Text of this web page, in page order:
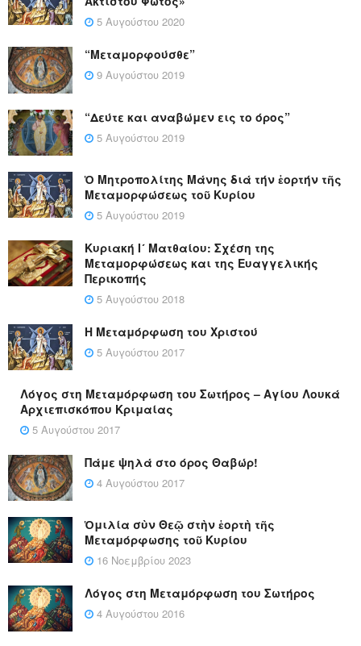
5 Αυγούστου 2020
“Μεταμορφούσθε”
9 Αυγούστου 2019
“Δεύτε και αναβώμεν εις το όρος”
5 Αυγούστου 2019
Ὁ Μητροπολίτης Μάνης διά τήν ἑορτήν τῆς
Μεταμορφώσεως τοῦ Κυρίου
5 Αυγούστου 2019
Κυριακή Ι´ Ματθαίου: Σχέση της
Μεταμορφώσεως και της Ευαγγελικής
Περικοπής
5 Αυγούστου 2018
Η Μεταμόρφωση του Χριστού
5 Αυγούστου 2017
Λόγος στη Μεταμόρφωση του Σωτήρος – Αγίου Λουκά
Αρχιεπισκόπου Κριμαίας
5 Αυγούστου 2017
Πάμε ψηλά στο όρος Θαβώρ!
4 Αυγούστου 2017
Ὁμιλία σὺν Θεῷ στὴν ἑορτὴ τῆς
Μεταμόρφωσης τοῦ Κυρίου
16 Νοεμβρίου 2023
Λόγος στη Μεταμόρφωση του Σωτήρος
4 Αυγούστου 2016